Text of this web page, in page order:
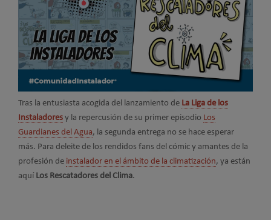
Tras la entusiasta acogida del lanzamiento de La Liga de los
Instaladores y la repercusión de su primer episodio Los
Guardianes del Agua, la segunda entrega no se hace esperar
más. Para deleite de los rendidos fans del cómic y amantes de la
profesión de instalador en el ámbito de la climatización, ya están
aquí Los Rescatadores del Clima.